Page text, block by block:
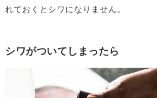
れておくとシワになりません。
シワがついてしまったら